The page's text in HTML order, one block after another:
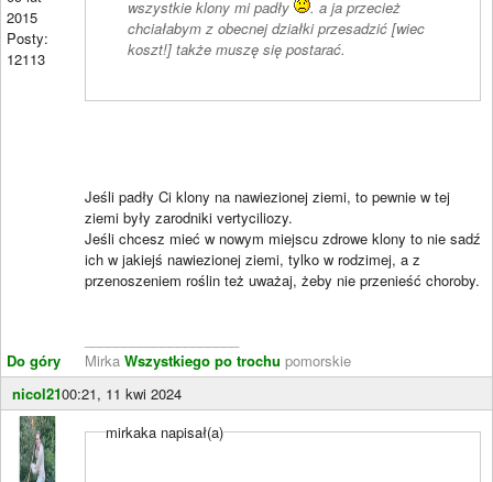
2015
Posty:
12113
Do góry
wszystkie klony mi padły
. a ja przecież
chciałabym z obecnej działki przesadzić [wiec
koszt!] także muszę się postarać.
Jeśli padły Ci klony na nawiezionej ziemi, to pewnie w tej
ziemi były zarodniki vertyciliozy.
Jeśli chcesz mieć w nowym miejscu zdrowe klony to nie sadź
ich w jakiejś nawiezionej ziemi, tylko w rodzimej, a z
przenoszeniem roślin też uważaj, żeby nie przenieść choroby.
Mirka Wszystkiego po trochu pomorskie
nicol2100:21, 11 kwi 2024
mirkaka napisał(a)